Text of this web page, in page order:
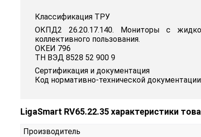
Классификация ТРУ
ОКПД2 26.20.17.140. Мониторы с
коллективного пользования.
ОКЕИ 796
ТН ВЭД 8528 52 900 9
Сертификация и документация
Код нормативно-технической
LigaSmart RV65.22.35 характеристики
Производитель